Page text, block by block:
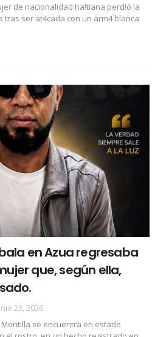
de nacionalidad ha!tiana perd!ó la
ser at4cada con un arm4 blanca
en Azua regresaba
que, según ella,
23, 2026
Montilla se encuentra en estado